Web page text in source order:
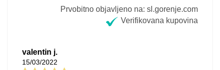
Prvobitno objavljeno na: sl.gorenje.com
Verifikovana kupovina
valentin j.
15/03/2022